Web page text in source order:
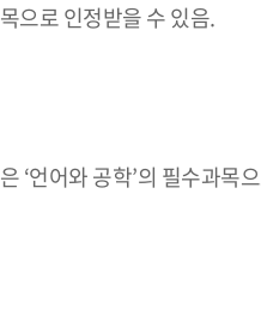
으로 인정받을 수 있음.
‘언어와 공학’의 필수과목